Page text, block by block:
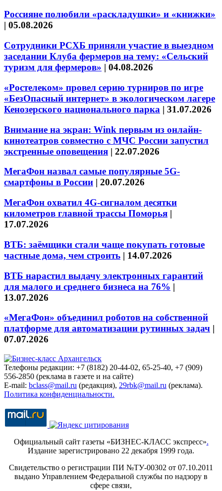
Россияне полюбили «раскладушки» и «книжки»
| 05.08.2026
Сотрудники РСХБ приняли участие в выездном
заседании Клуба фермеров на тему: «Сельский
туризм для фермеров» | 04.08.2026
«Ростелеком» провел серию турниров по игре
«БезОпасный интернет» в экологическом лагере
Кенозерского национального парка | 31.07.2026
Внимание на экран: Wink первым из онлайн-
кинотеатров совместно с МЧС России запустил
экстренные оповещения | 22.07.2026
МегаФон назвал самые популярные 5G-
смартфоны в России | 20.07.2026
МегаФон охватил 4G-сигналом десятки
километров главной трассы Поморья |
17.07.2026
ВТБ: заёмщики стали чаще покупать готовые
частные дома, чем строить | 14.07.2026
ВТБ нарастил выдачу электронных гарантий
для малого и среднего бизнеса на 76% |
13.07.2026
«МегаФон» объединил роботов на собственной
платформе для автоматизации рутинных задач |
07.07.2026
Телефоны редакции: +7 (8182) 20-44-02, 65-25-40, +7 (909)
556-2850 (реклама в газете и на сайте)
E-mail: bclass@mail.ru (редакция), 29rbk@mail.ru (реклама).
Политика конфиденциальности.
Официальный сайт газеты «БИЗНЕС-КЛАСС экспресс».
Издание зарегистрировано 22 декабря 1999 года.
Свидетельство о регистрации ПИ №ТУ-00302 от 07.10.2011
выдано Управлением Федеральной службы по надзору в
сфере связи,